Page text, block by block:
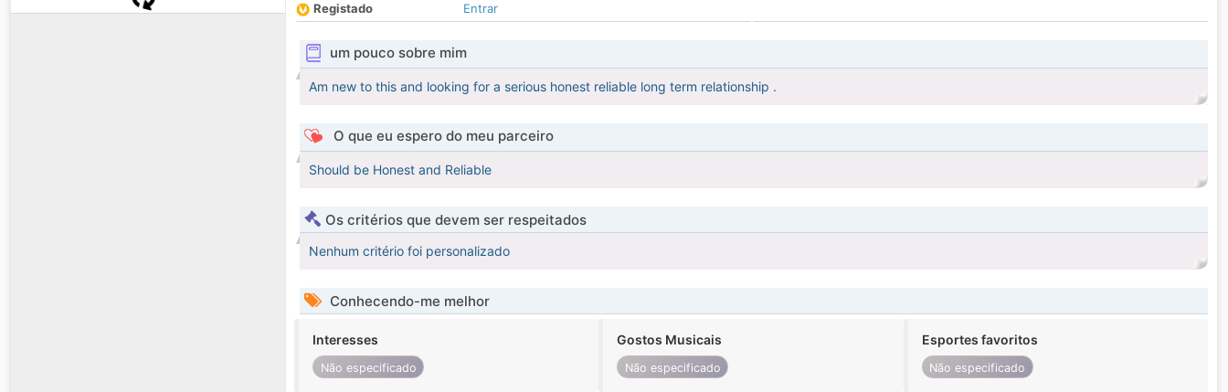
Registado
Entrar
um pouco sobre mim
Am new to this and looking for a serious honest reliable long term relationship .
O que eu espero do meu parceiro
Should be Honest and Reliable
Os critérios que devem ser respeitados
Nenhum critério foi personalizado
Conhecendo-me melhor
Interesses
Não especificado
Gostos Musicais
Não especificado
Esportes favoritos
Não especificado